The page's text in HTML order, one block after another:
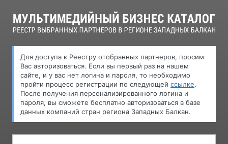
Для доступа к Pеестру oтобранных партнеров, просим
Вас авторизоваться. Если вы первый раз на нашем
сайте, и у вас нет логина и пароля, то необходимо
пройти процесс регистрации по следующей ссылке.
После получения персонализированного логина и
пароля, вы сможете бесплатно авторизоваться в базе
данных компаний стран региона Западных Балкан.